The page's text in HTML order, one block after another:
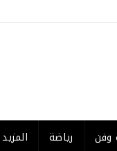
وفن رياضة المزيد